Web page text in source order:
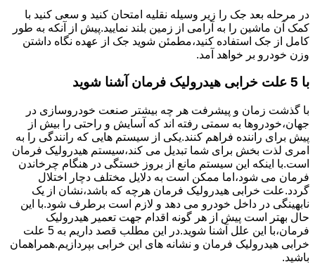
در مرحله بعد جک را زیر وسیله نقلیه امتحان کنید و سعی کنید با
کمک آن ماشین را به آرامی از زمین بلند نمایید.پیش از آنکه به طور
کامل از جک استفاده کنید،مطمئن شوید جک از عهده نگاه داشتن
وزن خودرو بر خواهد آمد.
با 5 علت خرابی هیدرولیک فرمان آشنا شوید
با گذشت زمان و پیشرفت هر چه بیشتر صنعت خودروسازی در
جهان،خودروها به سمتی رفته اند که آسایش و راحتی را بیش از
پیش برای راننده فراهم کنند.یکی از سیستم هایی که رانندگی را به
امری لذت بخش برای شما تبدیل می کند،سیستم هیدرولیک فرمان
است.با اینکه این سیستم مانع از بروز خستگی در هنگام چرخاندن
فرمان می شود،اما ممکن است به دلایل مختلف دچار اختلال
گردد.علت خرابی هیدرولیک فرمان هرچه که باشد،نشان از یک
نابهینگی در داخل خودرو می دهد و لازم است برطرف شود.با این
حال بهتر است پیش از هر گونه اقدام جهت تعمیر هیدرولیک
فرمان،با این علل آشنا شوید.در این مطلب قصد داریم به 5 علت
خرابی هیدرولیک فرمان و نشانه های این خرابی بپردازیم.همراهمان
باشید.